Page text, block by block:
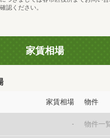
認ください。
家賃相場
家賃相場 物件
- 物件一